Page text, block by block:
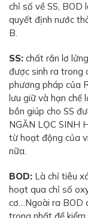
chỉ số về SS, BOD
quyết định nước
B.
SS: chất rắn lơ
được sinh ra trong
phương pháp của
lưu giữ và hạn
bồn giúp cho SS
NGĂN LỌC SINH
từ hoạt động của
nữa.
BOD: Là chỉ tiêu
hoạt qua chỉ số
cơ…Ngoài ra BOD